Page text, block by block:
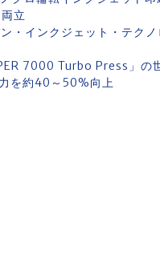
立
ン・インクジェット・テ
7000 Turbo Press」の
を約40～50%向上